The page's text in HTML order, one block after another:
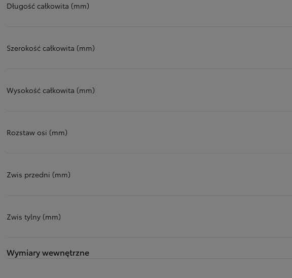
Długość całkowita (mm)
Szerokość całkowita (mm)
Wysokość całkowita (mm)
Rozstaw osi (mm)
Zwis przedni (mm)
Zwis tylny (mm)
Wymiary wewnętrzne